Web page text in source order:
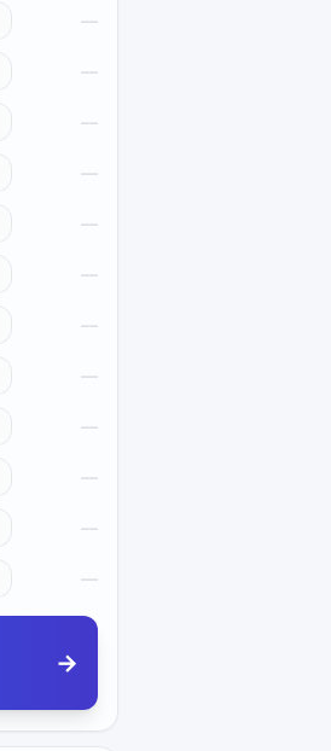
—
—
—
—
—
—
—
—
—
—
—
—
→